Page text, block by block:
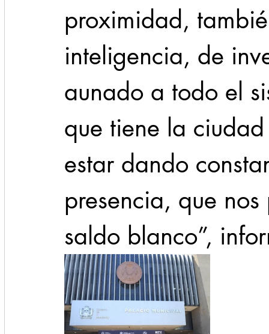
proximidad,
inteligencia, de
aunado a todo el
que tiene la
estar dando
presencia, que
saldo blanco”,